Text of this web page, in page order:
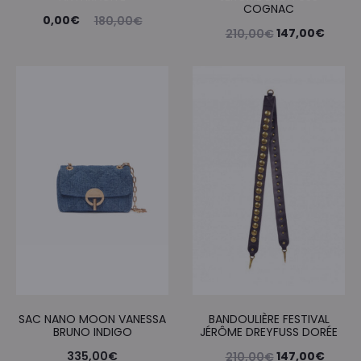
180,00€
Le
0,00€
COGNAC
210,00€Le
était :
210,00€.
147,00€Le
SAC NANO MOON VANESSA
BRUNO INDIGO
335,00€
BANDOULIÈRE FESTIVAL
JÉRÔME DREYFUSS DORÉE
210,00€Le
147,00€Le